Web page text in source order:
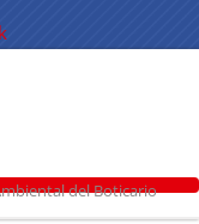
del Boticario